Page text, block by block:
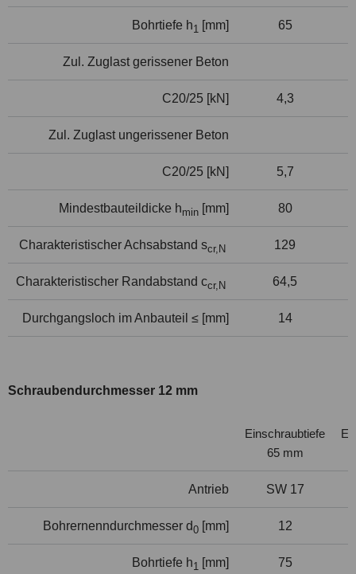
Bohrtiefe h1 [mm] 65
Zul. Zuglast gerissener Beton
C20/25 [kN] 4,3
Zul. Zuglast ungerissener Beton
C20/25 [kN] 5,7
Mindestbauteildicke hmin [mm] 80
Charakteristischer Achsabstand scr,N 129
Charakteristischer Randabstand ccr,N 64,5
Durchgangsloch im Anbauteil ≤ [mm] 14
Schraubendurchmesser 12 mm
Einschraubtiefe
65 mm
Antrieb SW 17
Bohrernenndurchmesser d0 [mm] 12
Bohrtiefe h1 [mm] 75